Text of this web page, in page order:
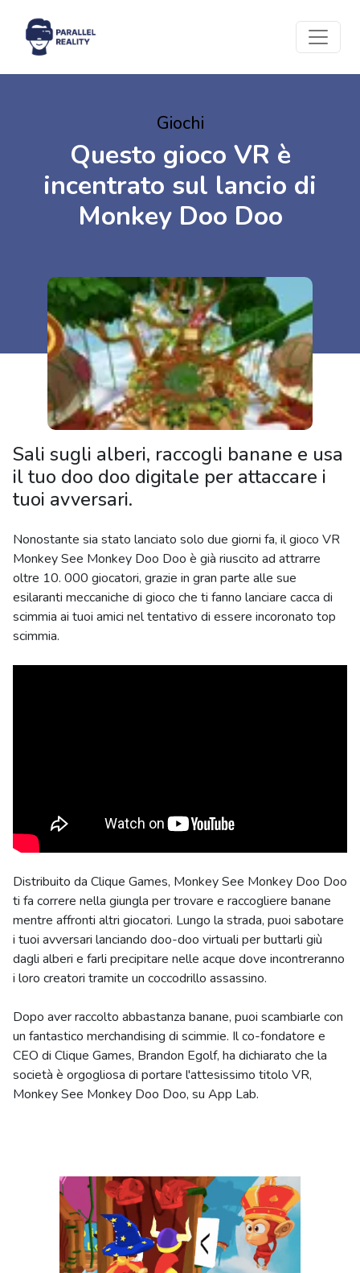
Giochi
Questo gioco VR è
incentrato sul lancio di
Monkey Doo Doo
Sali sugli alberi, raccogli banane e usa
il tuo doo doo digitale per attaccare i
tuoi avversari.
Nonostante sia stato lanciato solo due giorni fa, il gioco VR
Monkey See Monkey Doo Doo è già riuscito ad attrarre
oltre 10. 000 giocatori, grazie in gran parte alle sue
esilaranti meccaniche di gioco che ti fanno lanciare cacca di
scimmia ai tuoi amici nel tentativo di essere incoronato top
scimmia.
Distribuito da Clique Games, Monkey See Monkey Doo Doo
ti fa correre nella giungla per trovare e raccogliere banane
mentre affronti altri giocatori. Lungo la strada, puoi sabotare
i tuoi avversari lanciando doo-doo virtuali per buttarli giù
dagli alberi e farli precipitare nelle acque dove incontreranno
i loro creatori tramite un coccodrillo assassino.
Dopo aver raccolto abbastanza banane, puoi scambiarle con
un fantastico merchandising di scimmie. Il co-fondatore e
CEO di Clique Games, Brandon Egolf, ha dichiarato che la
società è orgogliosa di portare l'attesissimo titolo VR,
Monkey See Monkey Doo Doo, su App Lab.